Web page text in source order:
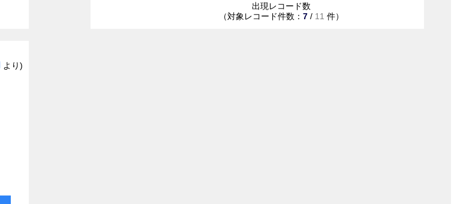
出現レコード数
（対象レコード件数：7 / 11 件）
より)